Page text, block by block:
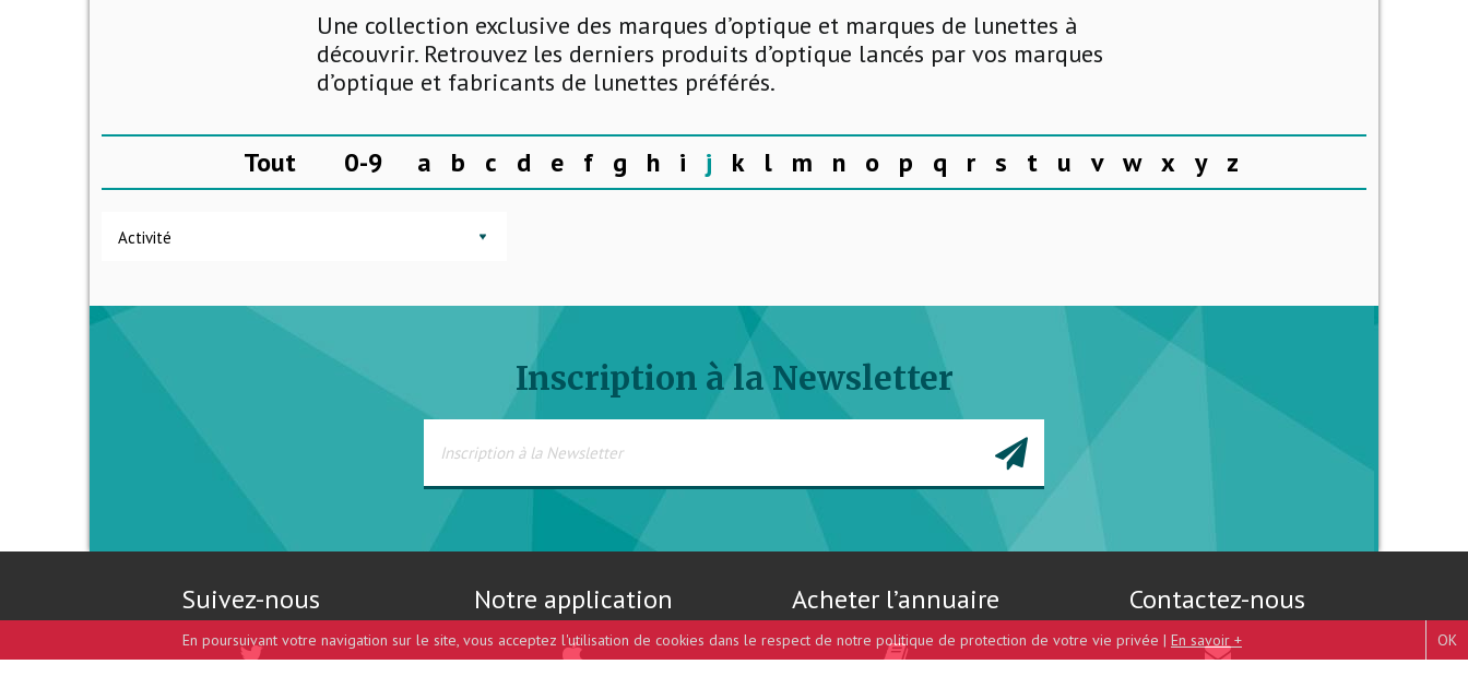
Une collection exclusive des marques d’optique et marques de lunettes à
découvrir. Retrouvez les derniers produits d’optique lancés par vos marques
d’optique et fabricants de lunettes préférés.
Tout 0-9 a b c d e f g h i j k l m n o p q r s t u v w x y z
Activité
Inscription à la Newsletter
Suivez-nous Notre application Acheter l’annuaire Contactez-nous
En poursuivant votre navigation sur le site, vous acceptez l'utilisation de cookies dans le respect de notre politique de protection de votre vie privée | En savoir + OK